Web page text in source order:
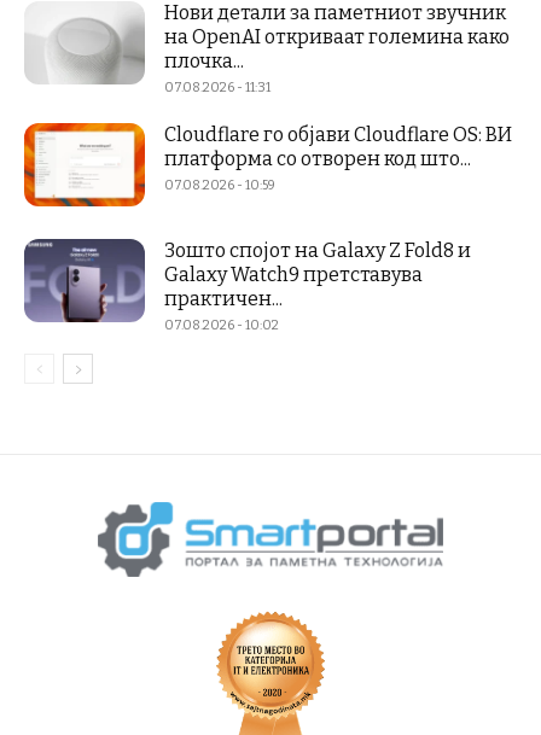
Нови детали за паметниот звучник
на OpenAI откриваат големина како
плочка...
07.08.2026 - 11:31
Cloudflare го објави Cloudflare OS: ВИ
платформа со отворен код што...
07.08.2026 - 10:59
Зошто спојот на Galaxy Z Fold8 и
Galaxy Watch9 претставува
практичен...
07.08.2026 - 10:02